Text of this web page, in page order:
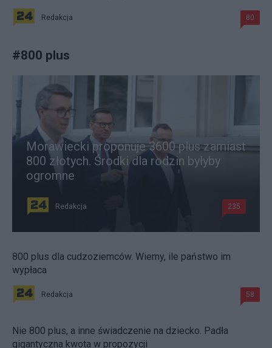
Redakcja 80
#800 plus
Morawiecki proponuje 3600 plus zamiast
800 złotych. Środki dla rodzin byłyby
ogromne
Redakcja 235
800 plus dla cudzoziemców. Wiemy, ile państwo im
wypłaca
Redakcja 58
Nie 800 plus, a inne świadczenie na dziecko. Padła
gigantyczna kwota w propozycji